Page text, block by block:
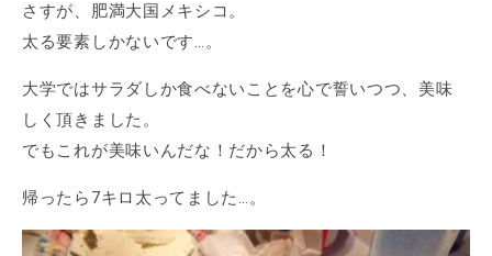
さすが、肥満大国メキシコ。
太る要素しかないです…。
大学ではサラダしか食べないことを心で誓いつつ、美味
しく頂きました。
でもこれが美味いんだな！だから太る！
帰ったら7キロ太ってました…。